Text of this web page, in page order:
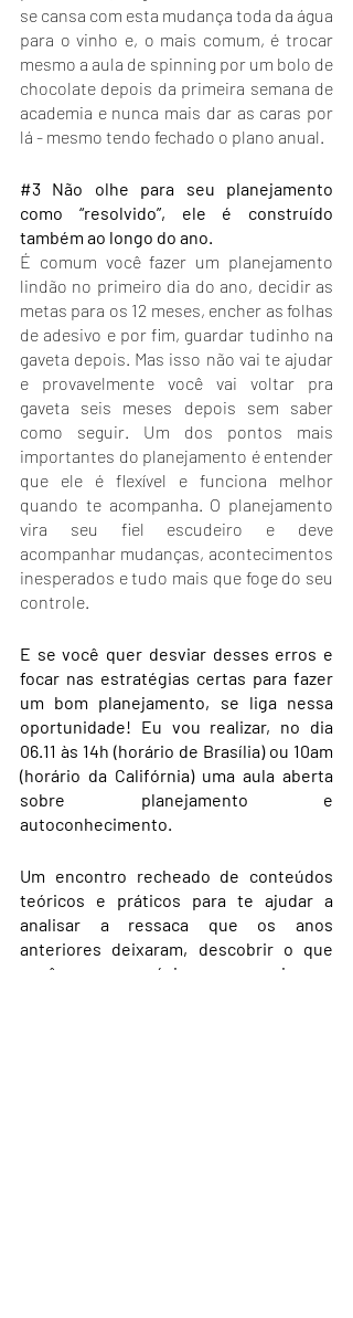
se cansa com esta mudança toda da água
para o vinho e, o mais comum, é trocar
mesmo a aula de spinning por um bolo de
chocolate depois da primeira semana de
academia e nunca mais dar as caras por
lá - mesmo tendo fechado o plano anual.
#3 Não olhe para seu planejamento
como “resolvido”, ele é construído
também ao longo do ano.
É comum você fazer um planejamento
lindão no primeiro dia do ano, decidir as
metas para os 12 meses, encher as folhas
de adesivo e por fim, guardar tudinho na
gaveta depois. Mas isso não vai te ajudar
e provavelmente você vai voltar pra
gaveta seis meses depois sem saber
como seguir. Um dos pontos mais
importantes do planejamento é entender
que ele é flexível e funciona melhor
quando te acompanha. O planejamento
vira seu fiel escudeiro e deve
acompanhar mudanças, acontecimentos
inesperados e tudo mais que foge do seu
controle.
E se você quer desviar desses erros e
focar nas estratégias certas para fazer
um bom planejamento, se liga nessa
oportunidade! Eu vou realizar, no dia
06.11 às 14h (horário de Brasília) ou 10am
(horário da Califórnia) uma aula aberta
sobre planejamento e
autoconhecimento.
Um encontro recheado de conteúdos
teóricos e práticos para te ajudar a
analisar a ressaca que os anos
anteriores deixaram, descobrir o que
você quer no próximo ano e criar um